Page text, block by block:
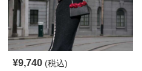
¥9,740 (税込)